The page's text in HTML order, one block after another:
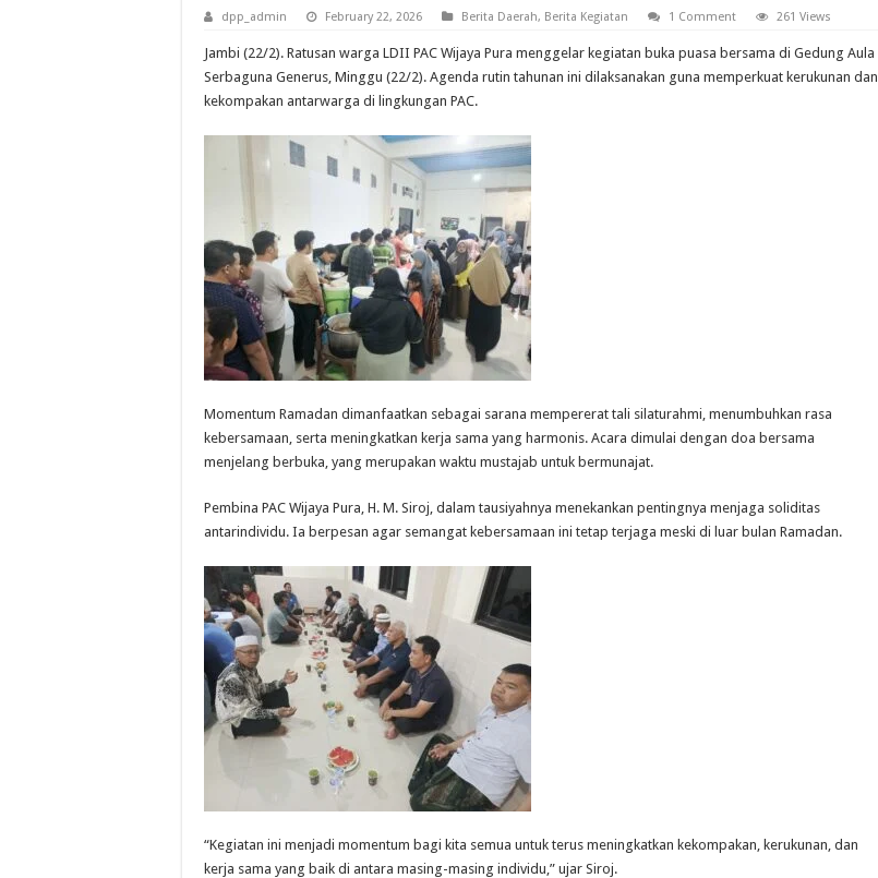
dpp_admin February 22, 2026 Berita Daerah, Berita Kegiatan 1 Comment 261 Views
Jambi (22/2). Ratusan warga LDII PAC Wijaya Pura menggelar kegiatan buka puasa bersama di Gedung Aula
Serbaguna Generus, Minggu (22/2). Agenda rutin tahunan ini dilaksanakan guna memperkuat kerukunan dan
kekompakan antarwarga di lingkungan PAC.
Momentum Ramadan dimanfaatkan sebagai sarana mempererat tali silaturahmi, menumbuhkan rasa
kebersamaan, serta meningkatkan kerja sama yang harmonis. Acara dimulai dengan doa bersama
menjelang berbuka, yang merupakan waktu mustajab untuk bermunajat.
Pembina PAC Wijaya Pura, H. M. Siroj, dalam tausiyahnya menekankan pentingnya menjaga soliditas
antarindividu. Ia berpesan agar semangat kebersamaan ini tetap terjaga meski di luar bulan Ramadan.
“Kegiatan ini menjadi momentum bagi kita semua untuk terus meningkatkan kekompakan, kerukunan, dan
kerja sama yang baik di antara masing-masing individu,” ujar Siroj.